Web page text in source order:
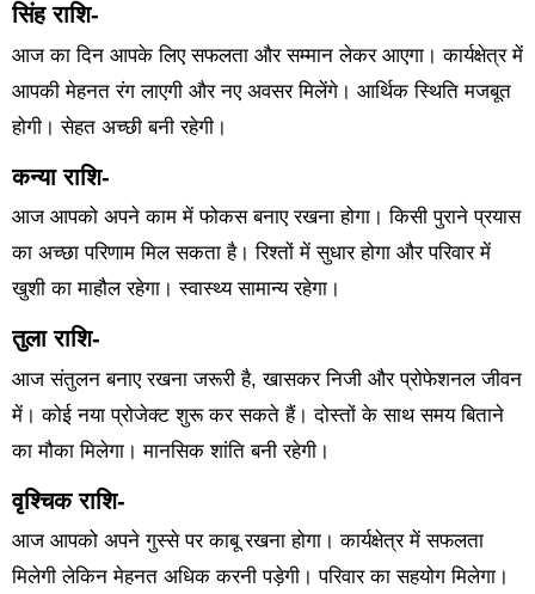
सिंह राशि-
आज का दिन आपके लिए सफलता और सम्मान लेकर आएगा। कार्यक्षेत्र में
आपकी मेहनत रंग लाएगी और नए अवसर मिलेंगे। आर्थिक स्थिति मजबूत
होगी। सेहत अच्छी बनी रहेगी।
कन्या राशि-
आज आपको अपने काम में फोकस बनाए रखना होगा। किसी पुराने प्रयास
का अच्छा परिणाम मिल सकता है। रिश्तों में सुधार होगा और परिवार में
खुशी का माहौल रहेगा। स्वास्थ्य सामान्य रहेगा।
तुला राशि-
आज संतुलन बनाए रखना जरूरी है, खासकर निजी और प्रोफेशनल जीवन
में। कोई नया प्रोजेक्ट शुरू कर सकते हैं। दोस्तों के साथ समय बिताने
का मौका मिलेगा। मानसिक शांति बनी रहेगी।
वृश्चिक राशि-
आज आपको अपने गुस्से पर काबू रखना होगा। कार्यक्षेत्र में सफलता
मिलेगी लेकिन मेहनत अधिक करनी पड़ेगी। परिवार का सहयोग मिलेगा।